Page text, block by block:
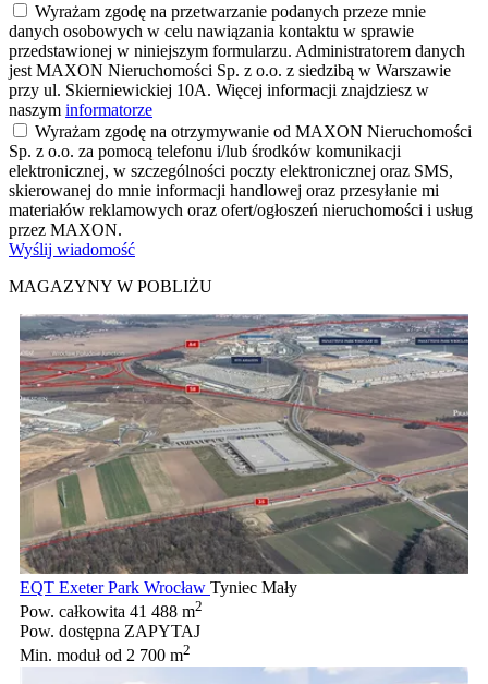
Wyrażam zgodę na przetwarzanie podanych przeze mnie
danych osobowych w celu nawiązania kontaktu w sprawie
przedstawionej w niniejszym formularzu. Administratorem danych
jest MAXON Nieruchomości Sp. z o.o. z siedzibą w Warszawie
przy ul. Skierniewickiej 10A. Więcej informacji znajdziesz w
naszym informatorze
Wyrażam zgodę na otrzymywanie od MAXON Nieruchomości
Sp. z o.o. za pomocą telefonu i/lub środków komunikacji
elektronicznej, w szczególności poczty elektronicznej oraz SMS,
skierowanej do mnie informacji handlowej oraz przesyłanie mi
materiałów reklamowych oraz ofert/ogłoszeń nieruchomości i usług
przez MAXON.
Wyślij wiadomość
MAGAZYNY W POBLIŻU
EQT Exeter Park Wrocław Tyniec Mały
Pow. całkowita 41 488 m2
Pow. dostępna ZAPYTAJ
Min. modułod 2 700 m2